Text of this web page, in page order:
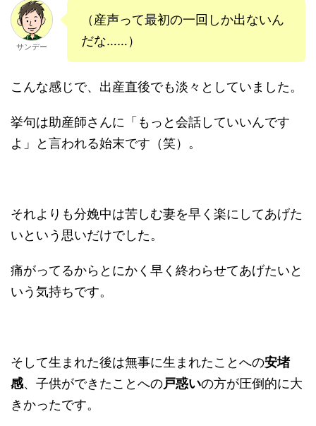
サンデー
（産声って最初の一回しか出ないん
だな……）
こんな感じで、出産直後でも淡々としていました。
挙句は助産師さんに「もっと会話していいんです
よ」と言われる始末です（笑）。
それよりも分娩中は苦しむ妻を早く楽にしてあげた
いという思いだけでした。
痛がってるからとにかく早く終わらせてあげたいと
いう気持ちです。
そして生まれた後は無事に生まれたことへの安堵
感、子供ができたことへの戸惑いの方が圧倒的に大
きかったです。